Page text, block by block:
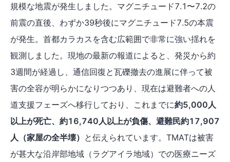
規模な地震が発生しました。マグニチュード7.1〜7.2の
前震の直後、わずか39秒後にマグニチュード7.5の本震
が発生。首都カラカスを含む広範囲で非常に強い揺れを
観測しました。現地の最新の報道によると、発災から約
3週間が経過し、通信回復と瓦礫撤去の進展に伴って被
害の全容が明らかになりつつあり、現在は避難者への人
道支援フェーズへ移行しており、これまでに約5,000人
以上が死亡、約16,740人以上が負傷、避難民約17,907
人（家屋の全半壊） と伝えられています。TMATは被害
が甚大な沿岸部地域（ラグアイラ地域）での医療ニーズ